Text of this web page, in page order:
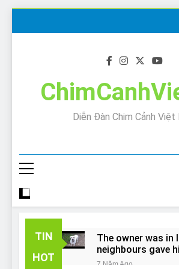
Diễn Đàn Chim Cảnh Việt
TIN
HOT
The owner was in
neighbours gave
away!
7 Năm Ago